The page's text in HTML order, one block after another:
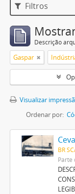
Filtros
Descrição
Gaspar
Visualizar
Ordenar por:
BR
Parte